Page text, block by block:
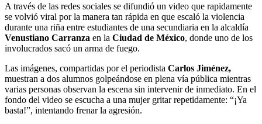
A través de las redes sociales se difundió un video que rapidamente
se volvió viral por la manera tan rápida en que escaló la violencia
durante una riña entre estudiantes de una secundiaria en la alcaldía
Venustiano Carranza en la Ciudad de México, donde uno de los
involucrados sacó un arma de fuego.
Las imágenes, compartidas por el periodista Carlos Jiménez,
muestran a dos alumnos golpeándose en plena vía pública mientras
varias personas observan la escena sin intervenir de inmediato. En el
fondo del video se escucha a una mujer gritar repetidamente: “¡Ya
basta!”, intentando frenar la agresión.